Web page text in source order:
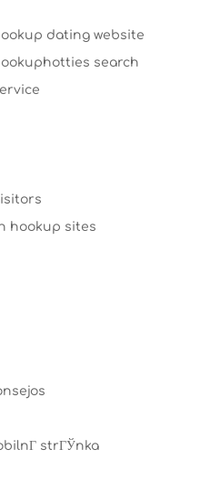
dating website
search
hookup sites
strГЎnka